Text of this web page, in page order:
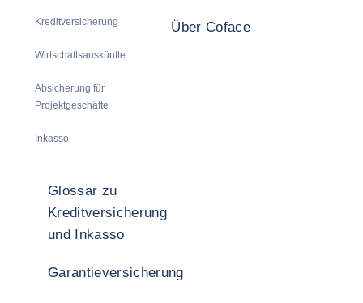
Kreditversicherung
Wirtschaftsauskünfte
Absicherung für
Projektgeschäfte
Inkasso
Über Coface
Glossar zu
Kreditversicherung
und Inkasso
Garantieversicherung